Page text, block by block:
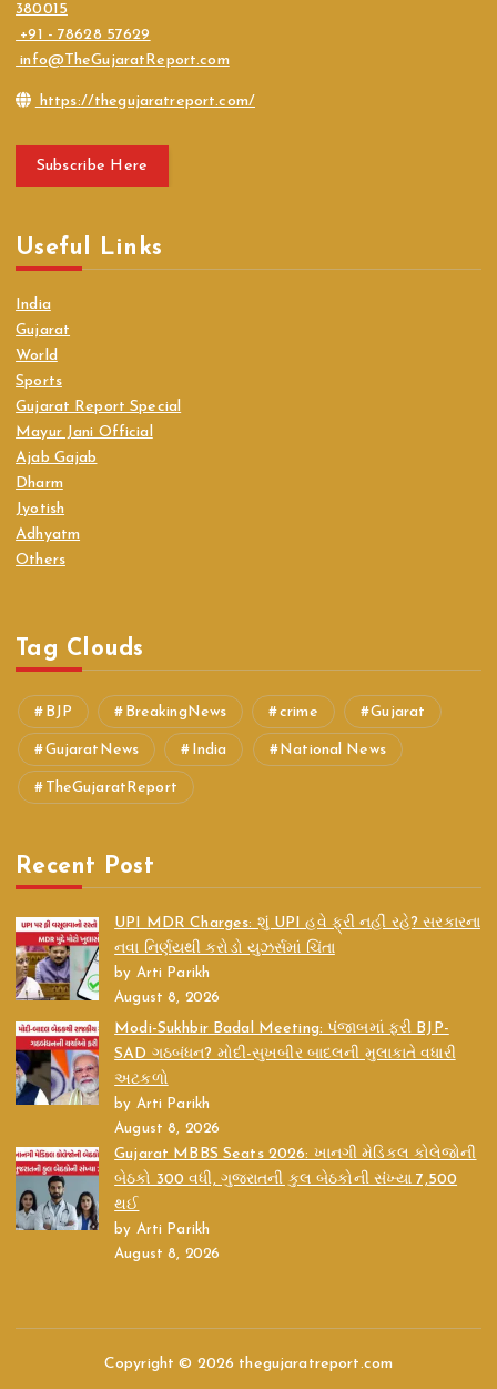
380015
+91 - 78628 57629
info@TheGujaratReport.com
https://thegujaratreport.com/
Subscribe Here
Useful Links
India
Gujarat
World
Sports
Gujarat Report Special
Mayur Jani Official
Ajab Gajab
Dharm
Jyotish
Adhyatm
Others
Tag Clouds
BJP BreakingNews crime Gujarat
GujaratNews India National News
TheGujaratReport
Recent Post
UPI MDR Charges: શું UPI હવે ફ્રી નહીં રહે? સરકારના
નવા નિર્ણયથી કરોડો યુઝર્સમાં ચિંતા
by Arti Parikh
August 8, 2026
Modi-Sukhbir Badal Meeting: પંજાબમાં ફરી BJP-
SAD ગઠબંધન? મોદી-સુખબીર બાદલની મુલાકાતે વધારી
અટકળો
by Arti Parikh
August 8, 2026
Gujarat MBBS Seats 2026: ખાનગી મેડિકલ કોલેજોની
બેઠકો 300 વધી, ગુજરાતની કુલ બેઠકોની સંખ્યા 7,500
થઈ
by Arti Parikh
August 8, 2026
Copyright © 2026 thegujaratreport.com